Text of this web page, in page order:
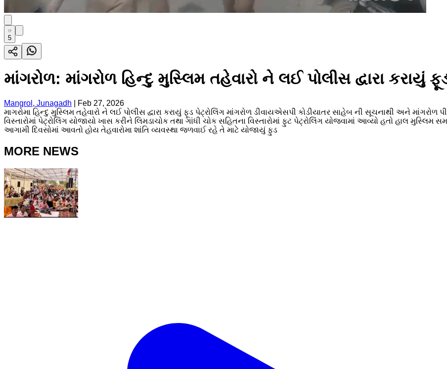
5
માંગરોળ: માંગરોળ હિન્દુ મુસ્લિમ તહેવારો ને લઈ પોલીસ દ્વારા કરાયું
Mangrol, Junagadh
Feb 27, 2026
માગરોમા હિન્દુ મુસ્લિમ તહેવારો ને લઈ પોલીસ દ્વારા કરાયું ફૂડ પેટ્રોલિંગ માંગરોળ ડીવાયએસપી કોડીયાતર સાહેબ ની સૂચનાથી અને
વિસ્તારોમાં પેટ્રોલિંગ યોજાયો ખાસ કરીને લિમડાચોક તથા ગાંધી ચોક સહિતના વિસ્તારોમાં ફુટ પેટ્રોલિંગ યોજવામાં આવ્યો હતો હાલ
આગામી દિવસોમાં આવતો હોય તેહવારોમા શાંતિ વ્યવસ્થા જળવાઈ રહે તે માટે યોજાયું ફુડ
MORE NEWS